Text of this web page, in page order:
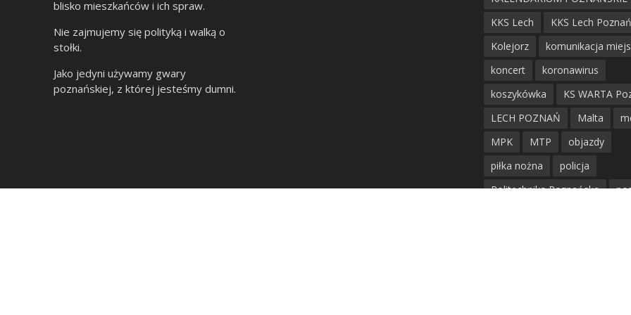
blisko mieszkańców i ich spraw.
Nie zajmujemy się polityką i walką o
stołki.
Jako jedyni używamy gwary
poznańskiej, z której jesteśmy dumni.
KKS Lech
KKS Lech Poznań
Kolejorz
komunikacja
koncert
koronawirus
koszykówka
KS WARTA
LECH POZNAŃ
Malta
MPK
MTP
objazdy
piłka nożna
policja
Politechnika Poznańska